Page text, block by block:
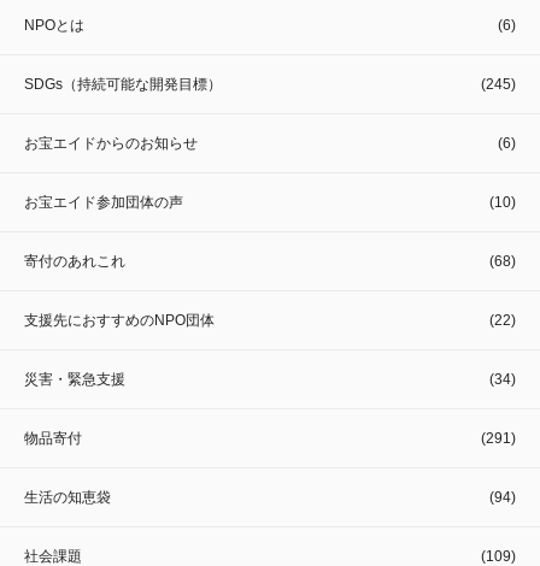
NPOとは (6)
SDGs（持続可能な開発目標） (245)
お宝エイドからのお知らせ (6)
お宝エイド参加団体の声 (10)
寄付のあれこれ (68)
支援先におすすめのNPO団体 (22)
災害・緊急支援 (34)
物品寄付 (291)
生活の知恵袋 (94)
社会課題 (109)